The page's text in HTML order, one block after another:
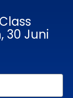
30 Juni